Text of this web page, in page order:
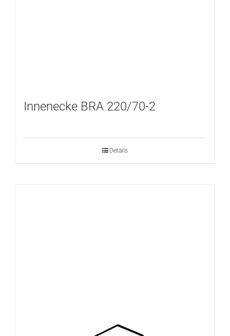
Innenecke BRA 220/70-2
Details